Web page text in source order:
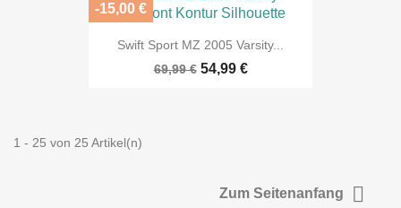
Swift Sport MZ 2005 Varsity...
69,99 € 54,99 €
-15,00 €
1 - 25 von 25 Artikel(n)
Zum Seitenanfang 